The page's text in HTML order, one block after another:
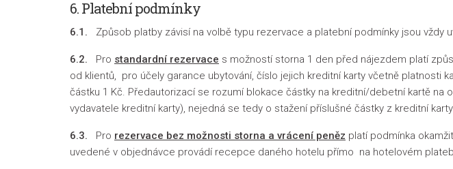
6. Platební podmínky
6.1. Způsob platby závisí na volbě typu rezervace a platební podmínky jsou vždy
6.2. Pro standardní rezervace s možností storna 1 den před nájezdem platí
od klientů, pro účely garance ubytování, číslo jejich kreditní karty včetně platnosti
částku 1 Kč. Předautorizací se rozumí blokace částky na kreditní/debetní kartě
vydavatele kreditní karty), nejedná se tedy o stažení příslušné částky z kreditní
6.3. Pro rezervace bez možnosti storna a vrácení peněz platí podmínka
uvedené v objednávce provádí recepce daného hotelu přímo na hotelovém